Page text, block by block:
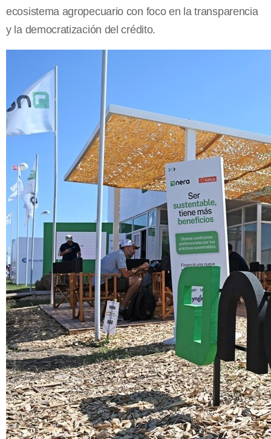
ecosistema agropecuario con foco en la transparencia
y la democratización del crédito.